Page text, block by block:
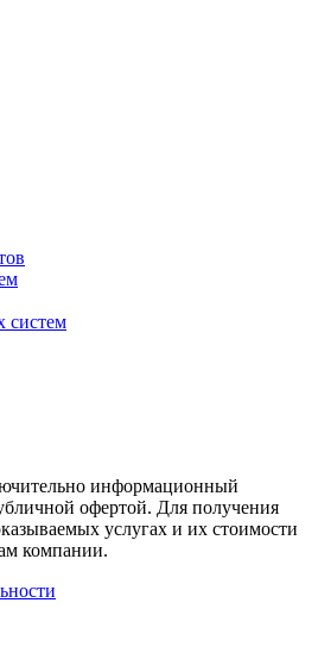
систем
информационный
офертой. Для получения
услугах и их стоимости
компании.